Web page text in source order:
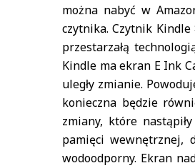
można nabyć w
czytnika. Czytnik
przestarzałą
Kindle ma ekran E Ink
uległy zmianie.
konieczna będzie
zmiany, które
pamięci wewnętrznej,
wodoodporny. Ekran